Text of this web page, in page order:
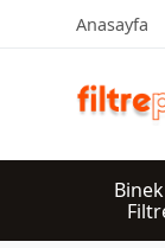
Anasayfa